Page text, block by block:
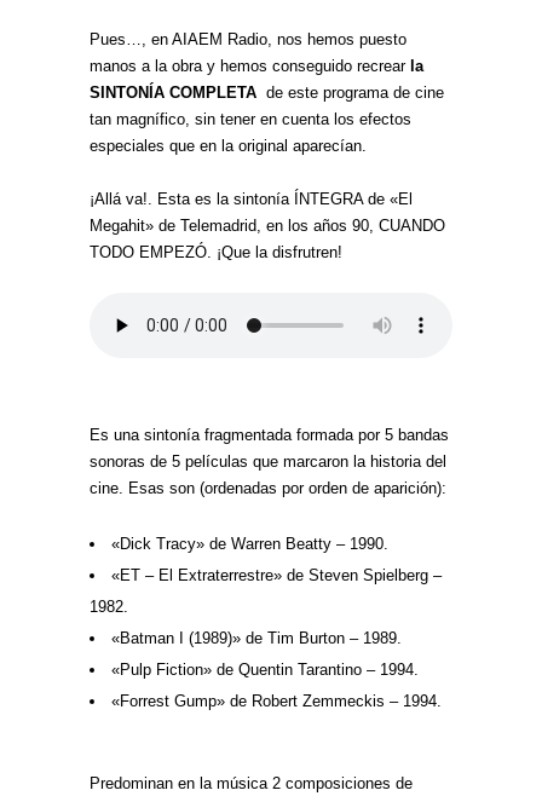
Pues…, en AIAEM Radio, nos hemos puesto
manos a la obra y hemos conseguido recrear la
SINTONÍA COMPLETA de este programa de cine
tan magnífico, sin tener en cuenta los efectos
especiales que en la original aparecían.
¡Allá va!. Esta es la sintonía ÍNTEGRA de «El
Megahit» de Telemadrid, en los años 90, CUANDO
TODO EMPEZÓ. ¡Que la disfrutren!
Es una sintonía fragmentada formada por 5 bandas
sonoras de 5 películas que marcaron la historia del
cine. Esas son (ordenadas por orden de aparición):
«Dick Tracy» de Warren Beatty – 1990.
«ET – El Extraterrestre» de Steven Spielberg –
1982.
«Batman I (1989)» de Tim Burton – 1989.
«Pulp Fiction» de Quentin Tarantino – 1994.
«Forrest Gump» de Robert Zemmeckis – 1994.
Predominan en la música 2 composiciones de